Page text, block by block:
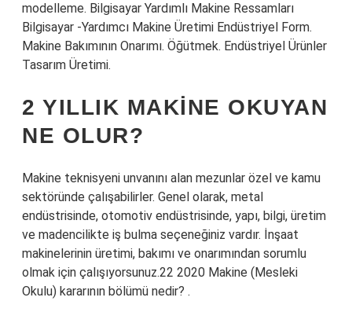
modelleme. Bilgisayar Yardımlı Makine Ressamları
Bilgisayar -Yardımcı Makine Üretimi Endüstriyel Form.
Makine Bakımının Onarımı. Öğütmek. Endüstriyel Ürünler
Tasarım Üretimi.
2 YILLIK MAKINE OKUYAN
NE OLUR?
Makine teknisyeni unvanını alan mezunlar özel ve kamu
sektöründe çalışabilirler. Genel olarak, metal
endüstrisinde, otomotiv endüstrisinde, yapı, bilgi, üretim
ve madencilikte iş bulma seçeneğiniz vardır. İnşaat
makinelerinin üretimi, bakımı ve onarımından sorumlu
olmak için çalışıyorsunuz.22 2020 Makine (Mesleki
Okulu) kararının bölümü nedir? .